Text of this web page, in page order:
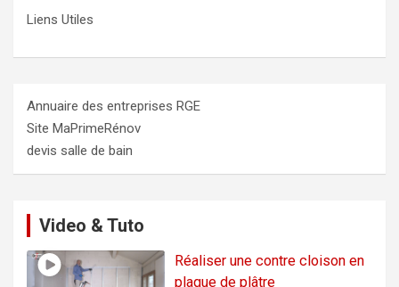
Liens Utiles
Annuaire des entreprises RGE
Site MaPrimeRénov
devis salle de bain
Video & Tuto
Réaliser une contre cloison en
plaque de plâtre